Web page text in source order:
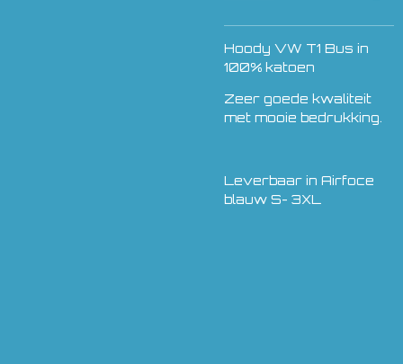
Hoody VW T1 Bus in
100% katoen
Zeer goede kwaliteit
met mooie bedrukking.
Leverbaar in Airfoce
blauw S- 3XL